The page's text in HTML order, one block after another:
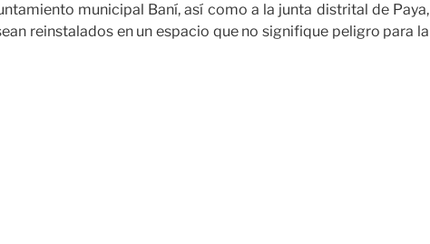
municipal Baní, así como a la junta distrital de Paya,
reinstalados en un espacio que no signifique peligro para la